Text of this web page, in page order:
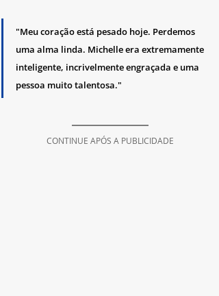
"Meu coração está pesado hoje. Perdemos
uma alma linda. Michelle era extremamente
inteligente, incrivelmente engraçada e uma
pessoa muito talentosa."
CONTINUE APÓS A PUBLICIDADE